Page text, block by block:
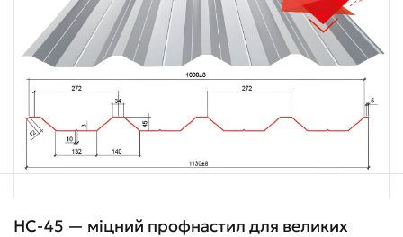
НС-45 — міцний профнастил для великих